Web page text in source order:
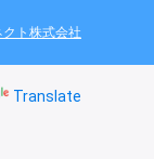
ト株式会社
Translate